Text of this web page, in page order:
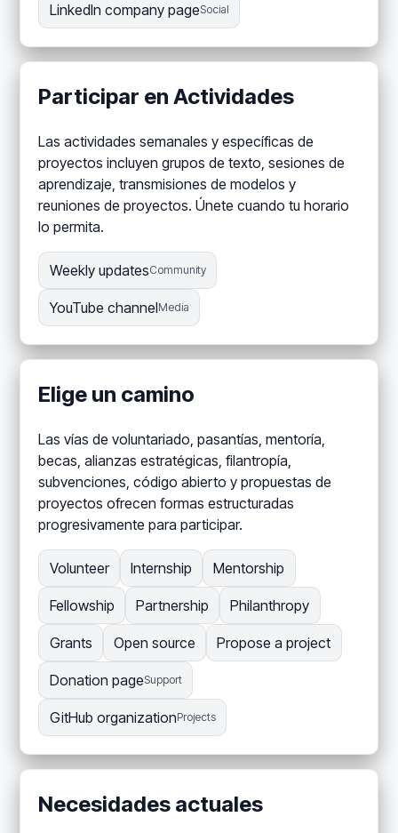
LinkedIn company pageSocial
Participar en Actividades
Las actividades semanales y específicas de
proyectos incluyen grupos de texto, sesiones de
aprendizaje, transmisiones de modelos y
reuniones de proyectos. Únete cuando tu horario
lo permita.
Weekly updatesCommunity
YouTube channelMedia
Elige un camino
Las vías de voluntariado, pasantías, mentoría,
becas, alianzas estratégicas, filantropía,
subvenciones, código abierto y propuestas de
proyectos ofrecen formas estructuradas
progresivamente para participar.
Volunteer Internship Mentorship
Fellowship Partnership Philanthropy
Grants Open source Propose a project
Donation pageSupport
GitHub organizationProjects
Necesidades actuales